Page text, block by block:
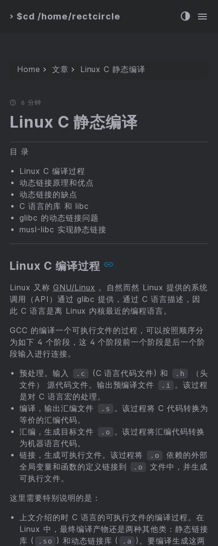
> $cd /home/rectcircle
Home 文章 Linux C 静态编译
6 分钟
Linux C 静态编译
目 录
Linux C 编译过程
动态链接原理和优点
动态链接的缺点
C 语言的库 和 libc
glibc 的动态链接问题
musl-libc 实现静态链接
Linux C 编译过程
Linux 又称 GNU/Linux 。自然而然 Linux 提供的系统
调用（API）通过 glibc 提供，通过 C 语言描述，因
此 C 语言是离 Linux 内核最近的编程语言。
GCC 的编译一个可执行文件的过程，可以按照顺序分
为如下 4 个阶段，这 4 个阶段前一个阶段是后一个阶
段输入进行连接。
预处理。输入 .c (C 语言代码文件) 和 .h
（头
文件） 源代码文件。输出预编译文件
.i
。该过程
是对 C 语言宏的处理。
编译，输出汇编文件
.s
。该过程将 C 代码转换为
等价的汇编代码。
汇编，生成目标文件
.o
。该过程将汇编代码转换
为机器语言代码。
链接，生成可执行文件。该过程将
.o
依赖的外部
全局变量和函数的定义链接到
.o
文件中，并生成
可执行文件。
这里需要特别说明的是：
上文介绍的时 C 语言的可执行文件的编译过程。在
Linux 中，最终编译产物还是两种其他类：静态链接
库 (
.so ) 和动态链接库 ( .a
)。要编译生成这两